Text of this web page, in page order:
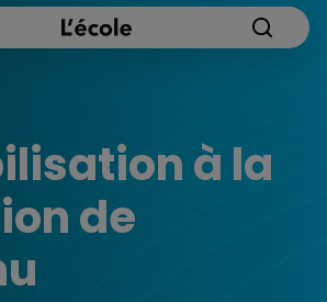
à la
de